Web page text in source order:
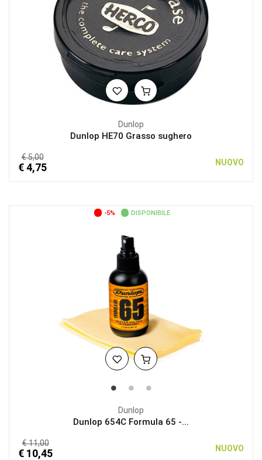
Dunlop
Dunlop HE70 Grasso sughero
€ 5,00
€ 4,75 NUOVO
-5% DISPONIBILE
Dunlop
Dunlop 654C Formula 65 -...
€ 11,00
€ 10,45 NUOVO